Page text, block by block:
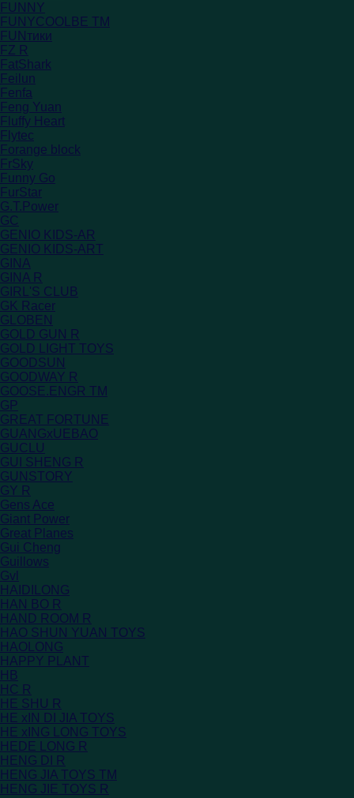
FUNNY
FUNYCOOLBE TM
FUNтики
FZ R
FatShark
Feilun
Fenfa
Feng Yuan
Fluffy Heart
Flytec
Forange block
FrSky
Funny Go
FurStar
G.T.Power
GC
GENIO KIDS-AR
GENIO KIDS-ART
GINA
GINA R
GIRL'S CLUB
GK Racer
GLOBEN
GOLD GUN R
GOLD LIGHT TOYS
GOODSUN
GOODWAY R
GOOSE.ENGR TM
GP
GREAT FORTUNE
GUANGxUEBAO
GUCLU
GUI SHENG R
GUNSTORY
GY R
Gens Ace
Giant Power
Great Planes
Gui Cheng
Guillows
Gvl
HAIDILONG
HAN BO R
HAND ROOM R
HAO SHUN YUAN TOYS
HAOLONG
HAPPY PLANT
HB
HC R
HE SHU R
HE xIN DI JIA TOYS
HE xING LONG TOYS
HEDE LONG R
HENG DI R
HENG JIA TOYS TM
HENG JIE TOYS R